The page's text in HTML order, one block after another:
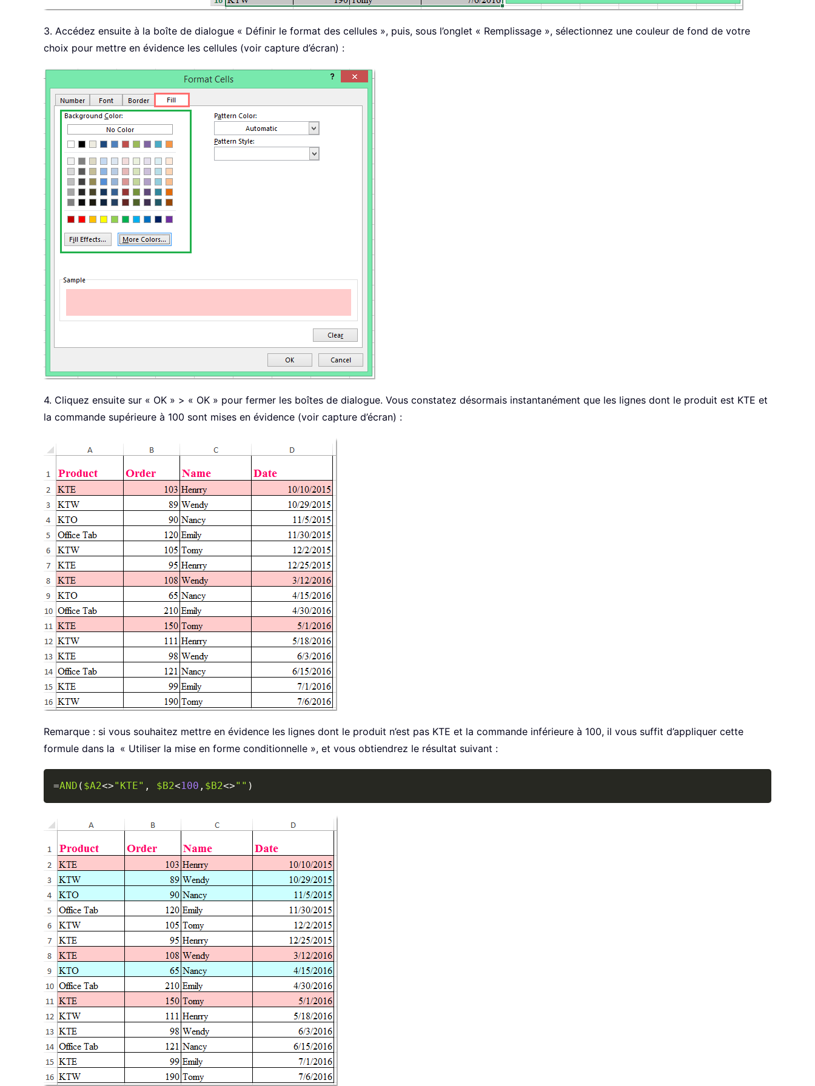
3. Accédez ensuite à la boîte de dialogue « Définir le format des cellules », puis, sous l’onglet « Remplissage », sélectionnez une couleur de fond de votre
choix pour mettre en évidence les cellules (voir capture d’écran) :
4. Cliquez ensuite sur « OK » > « OK » pour fermer les boîtes de dialogue. Vous constatez désormais instantanément que les lignes dont le produit est KTE et
la commande supérieure à 100 sont mises en évidence (voir capture d’écran) :
Remarque : si vous souhaitez mettre en évidence les lignes dont le produit n’est pas KTE et la commande inférieure à 100, il vous suffit d’appliquer cette
formule dans la « Utiliser la mise en forme conditionnelle », et vous obtiendrez le résultat suivant :
=AND ( $A2<>"KTE" , $B2<100 , $B2<>"" )